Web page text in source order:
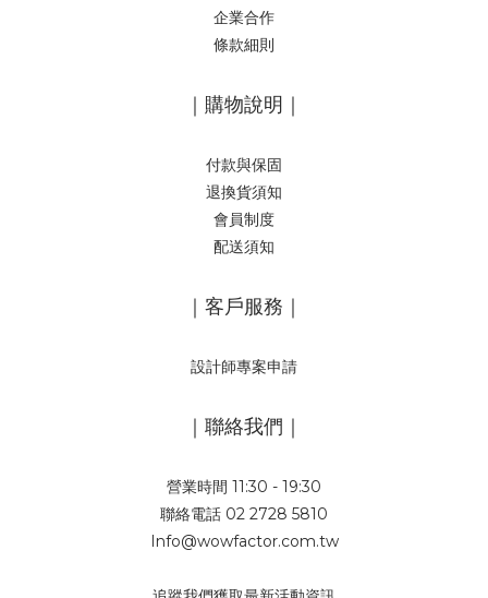
企業合作
條款細則
｜購物說明｜
付款與保固
退換貨須知
會員制度
配送須知
｜客戶服務｜
設計師專案申請
｜聯絡我們｜
營業時間 11:30 - 19:30
聯絡電話 02 2728 5810
Info@wowfactor.com.tw